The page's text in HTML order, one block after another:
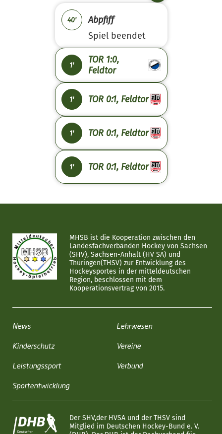
40'
Abpfiff
Spiel beendet
1'
TOR 1:0,
Feldtor
1' TOR 0:1, Feldtor
1' TOR 0:1, Feldtor
1' TOR 0:1, Feldtor
MHSB ist die Kooperation zwischen den
Landesfachverbänden Hockey von Sachsen
(SHV), Sachsen-Anhalt (HV SA) und
Thüringen(THSV) zur Entwicklung des
Hockeysportes in der mitteldeutschen
Region, beschlossen mit dem
Kooperationsvertrag von 2015.
News
Kinderschutz
Leistungssport
Sportentwicklung
Lehrwesen
Vereine
Verbund
Der SHV,der HVSA und der THSV sind
Mitglied im Deutschen Hockey-Bund e. V.